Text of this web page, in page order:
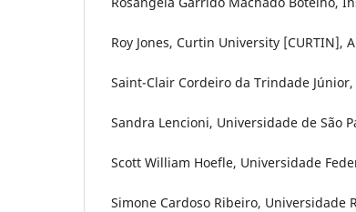
Roy Jones, Curtin University [CURTIN],
Saint-Clair Cordeiro da Trindade
Sandra Lencioni, Universidade de São
Scott William Hoefle, Universidade
Simone Cardoso Ribeiro, Universidade